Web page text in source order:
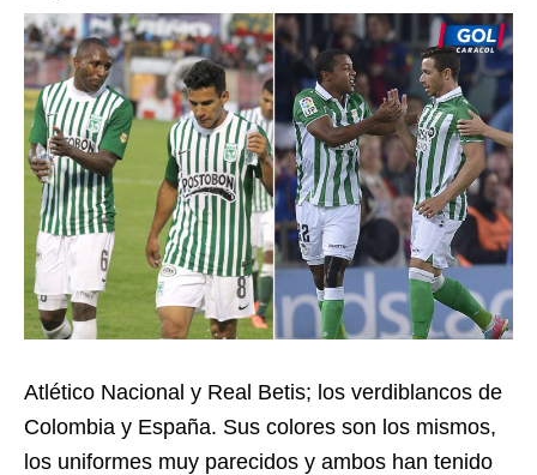
Atlético Nacional y Real Betis; los verdiblancos de
Colombia y España. Sus colores son los mismos,
los uniformes muy parecidos y ambos han tenido